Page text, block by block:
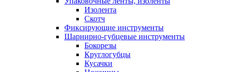
Изолента
Скотч
Фиксирующие инструменты
Шарнирно-губцевые инструменты
Бокорезы
Круглогубцы
Кусачки